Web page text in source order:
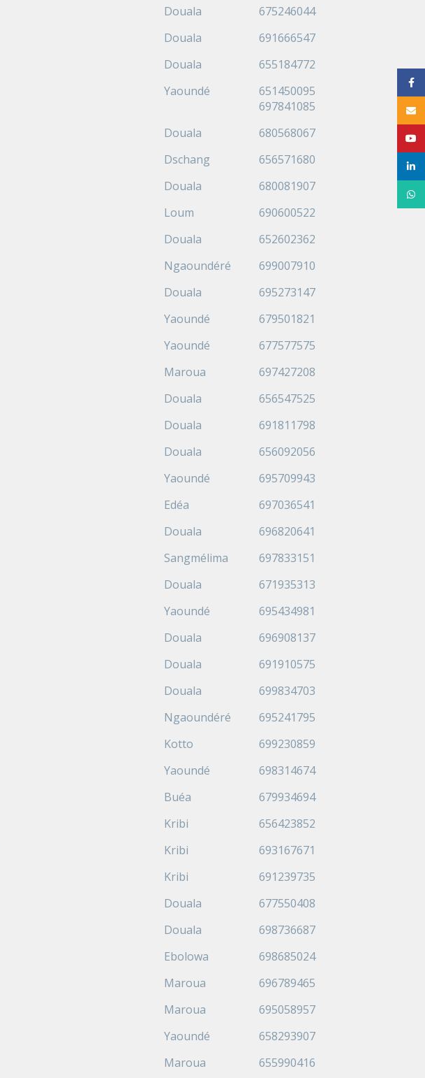
Douala
675246044
Douala
691666547
Douala
655184772
Yaoundé
651450095
697841085
Douala
680568067
Dschang
656571680
Douala
680081907
Loum
690600522
Douala
652602362
Ngaoundéré
699007910
Douala
695273147
Yaoundé
679501821
Yaoundé
677577575
Maroua
697427208
Douala
656547525
Douala
691811798
Douala
656092056
Yaoundé
695709943
Edéa
697036541
Douala
696820641
Sangmélima
697833151
Douala
671935313
Yaoundé
695434981
Douala
696908137
Douala
691910575
Douala
699834703
Ngaoundéré
695241795
Kotto
699230859
Yaoundé
698314674
Buéa
679934694
Kribi
656423852
Kribi
693167671
Kribi
691239735
Douala
677550408
Douala
698736687
Ebolowa
698685024
Maroua
696789465
Maroua
695058957
Yaoundé
658293907
Maroua 655990416
Email